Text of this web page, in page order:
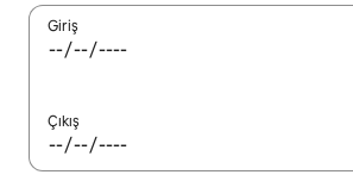
Giriş
Çıkış